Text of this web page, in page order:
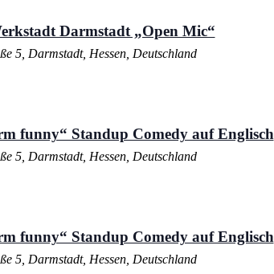
Darmstadt „Open Mic“
5, Darmstadt, Hessen, Deutschland
funny“ Standup Comedy auf Englisch
5, Darmstadt, Hessen, Deutschland
funny“ Standup Comedy auf Englisch
5, Darmstadt, Hessen, Deutschland